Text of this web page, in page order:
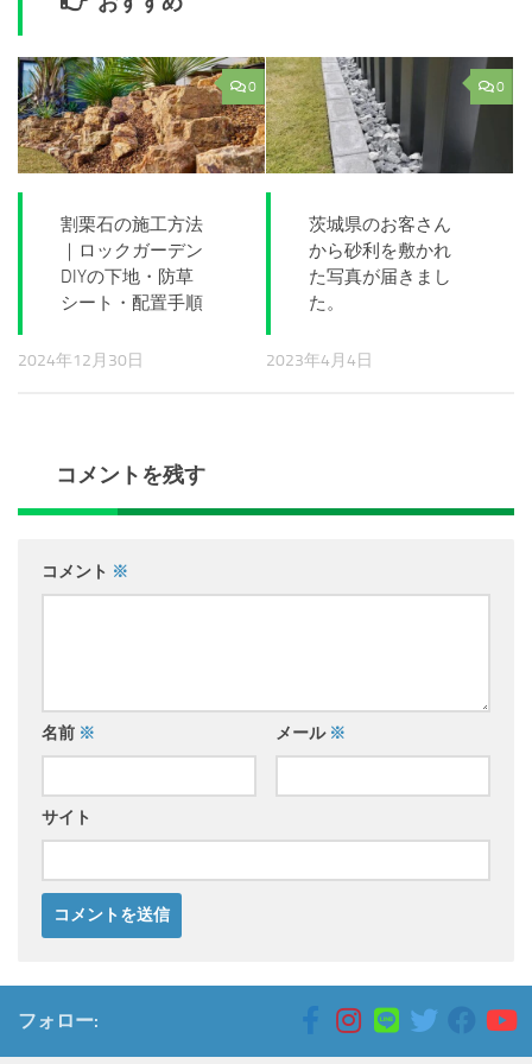
0
割栗石の施工方法
｜ロックガーデン
DIYの下地・防草
シート・配置手順
2024年12月30日
0
茨城県のお客さん
から砂利を敷かれ
た写真が届きまし
た。
2023年4月4日
コメントを残す
コメント ※
名前 ※ メール ※
サイト
フォロー: